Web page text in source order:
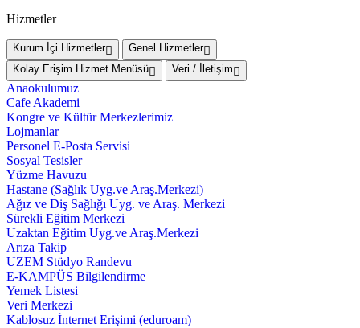
Hizmetler
Kurum İçi Hizmetler
Genel Hizmetler
Kolay Erişim Hizmet Menüsü
Veri / İletişim
Anaokulumuz
Cafe Akademi
Kongre ve Kültür Merkezlerimiz
Lojmanlar
Personel E-Posta Servisi
Sosyal Tesisler
Yüzme Havuzu
Hastane (Sağlık Uyg.ve Araş.Merkezi)
Ağız ve Diş Sağlığı Uyg. ve Araş. Merkezi
Sürekli Eğitim Merkezi
Uzaktan Eğitim Uyg.ve Araş.Merkezi
Arıza Takip
UZEM Stüdyo Randevu
E-KAMPÜS Bilgilendirme
Yemek Listesi
Veri Merkezi
Kablosuz İnternet Erişimi (eduroam)